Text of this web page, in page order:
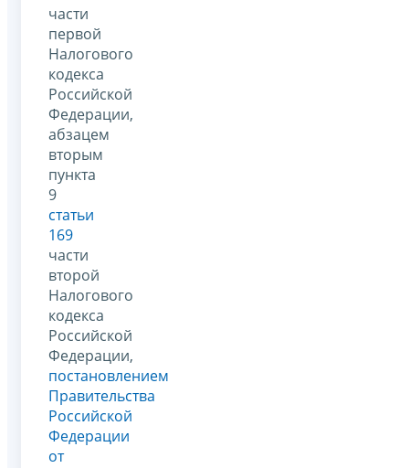
части
первой
Налогового
кодекса
Российской
Федерации,
абзацем
вторым
пункта
9
статьи
169
части
второй
Налогового
кодекса
Российской
Федерации,
постановлением
Правительства
Российской
Федерации
от